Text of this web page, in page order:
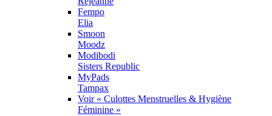
Fempo
Elia
Smoon
Moodz
Modibodi
Sisters Republic
MyPads
Tampax
Voir « Culottes Menstruelles & Hygiène
Féminine »